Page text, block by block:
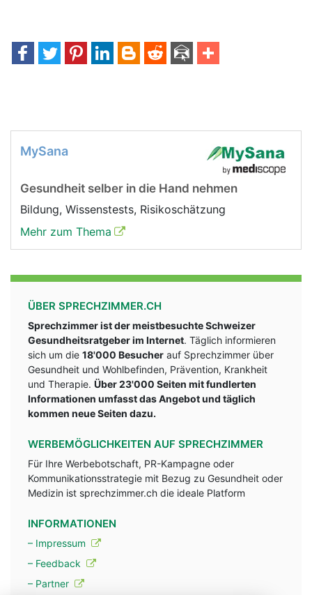
MySana
Gesundheit selber in die Hand nehmen
Bildung, Wissenstests, Risikoschätzung
Mehr zum Thema
ÜBER SPRECHZIMMER.CH
Sprechzimmer ist der meistbesuchte Schweizer
Gesundheitsratgeber im Internet. Täglich informieren
sich um die 18'000 Besucher auf Sprechzimmer über
Gesundheit und Wohlbefinden, Prävention, Krankheit
und Therapie. Über 23'000 Seiten mit fundlerten
Informationen umfasst das Angebot und täglich
kommen neue Seiten dazu.
WERBEMÖGLICHKEITEN AUF SPRECHZIMMER
Für Ihre Werbebotschaft, PR-Kampagne oder
Kommunikationsstrategie mit Bezug zu Gesundheit oder
Medizin ist sprechzimmer.ch die ideale Platform
INFORMATIONEN
– Impressum
– Feedback
– Partner